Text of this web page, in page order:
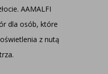
AAMALFI
dla osób, które
z nutą